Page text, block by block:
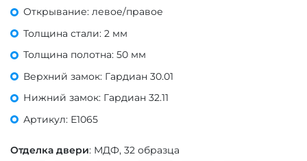
Открывание: левое/правое
Толщина стали: 2 мм
Толщина полотна: 50 мм
Верхний замок: Гардиан 30.01
Нижний замок: Гардиан 32.11
Артикул: Е1065
Отделка двери: МДФ, 32 образца